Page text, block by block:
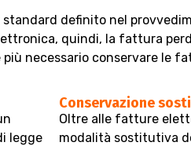
definito nel
quindi, la fattura
necessario conservare le
legge
Conservazione
Oltre alle fatture
modalità sostitutiva